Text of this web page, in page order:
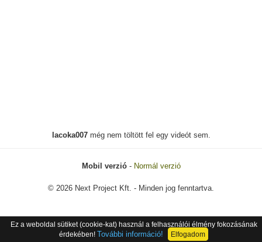
lacoka007még nem töltött fel egy videót sem.
Mobil verzió- Normál verzió
© 2026 Next Project Kft. - Minden jog fenntartva.
Ez a weboldal sütiket (cookie-kat) használ a felhasználói élmény fokozásának
érdekében! További információ! Elfogadom